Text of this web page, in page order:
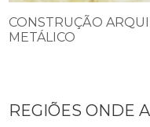
CONSTRUÇÃO
METÁLICO
REGIÕES ONDE